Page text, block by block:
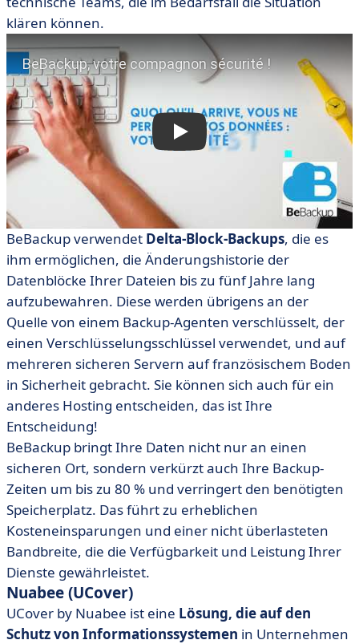
klären können.
BeBackup verwendet Delta-Block-Backups, die es
ihm ermöglichen, die Änderungshistorie der
Datenblöcke Ihrer Dateien bis zu fünf Jahre lang
aufzubewahren. Diese werden übrigens an der
Quelle von einem Backup-Agenten verschlüsselt, der
einen Verschlüsselungsschlüssel verwendet, und auf
mehreren sicheren Servern auf französischem Boden
in Sicherheit gebracht. Sie können sich auch für ein
anderes Hosting entscheiden, das ist Ihre
Entscheidung!
BeBackup bringt Ihre Daten nicht nur an einen
sicheren Ort, sondern verkürzt auch Ihre Backup-
Zeiten um bis zu 80 % und verringert den benötigten
Speicherplatz. Das führt zu erheblichen
Kosteneinsparungen und einer nicht überlasteten
Bandbreite, die die Verfügbarkeit und Leistung Ihrer
Dienste gewährleistet.
Nuabee (UCover)
UCover by Nuabee ist eine Lösung, die auf den
Schutz von Informationssystemen in Unternehmen